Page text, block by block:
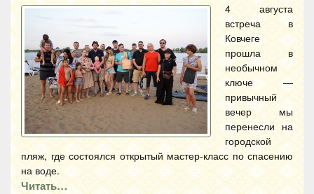
4 августа
встреча в
Ковчеге
прошла в
необычном
ключе —
привычный
вечер мы
перенесли на
городской
пляж, где состоялся открытый мастер-класс по спасению
на воде.
Читать…